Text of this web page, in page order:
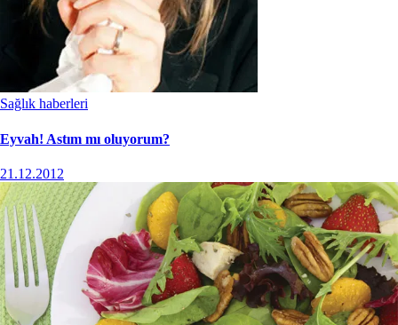
Sağlık haberleri
Eyvah! Astım mı oluyorum?
21.12.2012